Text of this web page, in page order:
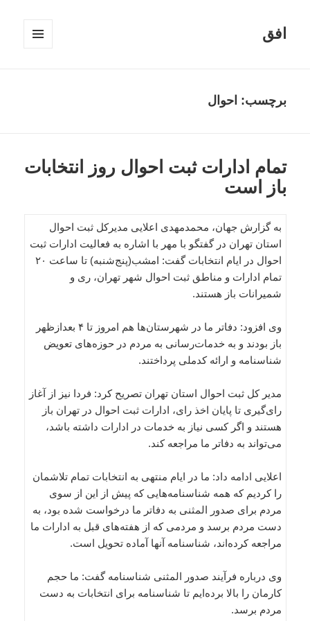
افق
برچسب: احوال
تمام ادارات ثبت احوال روز انتخابات
باز است
به گزارش جهان، محمدمهدی اعلایی مدیرکل ثبت احوال
استان تهران در گفتگو با مهر با اشاره به فعالیت ادارات ثبت
احوال در ایام انتخابات گفت: امشب(پنج‌شنبه) تا ساعت ۲۰
تمام ادارات و مناطق ثبت احوال شهر تهران، ری و
شمیرانات باز هستند.
وی افزود: دفاتر ما در شهرستان‌ها هم امروز تا ۴ بعدازظهر
باز بودند و به خدمات‌رسانی به مردم در حوزه‌های تعویض
شناسنامه و ارائه کدملی پرداختند.
مدیر کل ثبت احوال استان تهران تصریح کرد: فردا نیز از آغاز
رای‌گیری تا پایان اخذ رای، ادارات ثبت‌ احوال در تهران باز
هستند و اگر کسی نیاز به خدمات در ادارات داشته باشد،
می‌تواند به دفاتر ما مراجعه کند.
اعلایی ادامه داد: ما در ایام منتهی به انتخابات تمام تلاشمان
را کردیم که همه شناسنامه‌هایی که پیش از این از سوی
مردم برای صدور المثنی به دفاتر ما درخواست شده بود، به
دست مردم برسد و مردمی که از هفته‌های قبل به ادارات ما
مراجعه کرده‌اند، شناسنامه آنها آماده تحویل است.
وی درباره فرآیند صدور المثنی شناسنامه گفت: ما حجم
کارمان را بالا برده‌ایم تا شناسنامه برای انتخابات به دست
مردم برسد.